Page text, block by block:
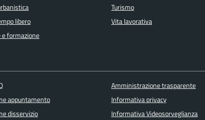
libero
e formazione
Turismo
Vita lavorativa
appuntamento
disservizio
Amministrazione trasparente
Informativa privacy
Informativa Videosorveglianza